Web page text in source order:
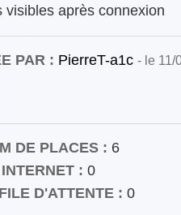
visibles après connexion
PAR : PierreT-a1c - le 11/
DE PLACES : 6
: 0
D'ATTENTE : 0